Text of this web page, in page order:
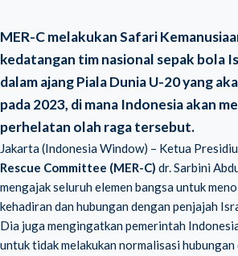
MER-C melakukan Safari
kedatangan tim nasional sepak bola
dalam ajang Piala Dunia U-20 yang
pada 2023, di mana Indonesia akan
perhelatan olah raga tersebut.
Jakarta (Indonesia Window) – Ketua
Rescue Committee (MER-C) dr. Sarbini
mengajak seluruh elemen bangsa untuk
kehadiran dan hubungan dengan penjajah
Dia juga mengingatkan pemerintah
untuk tidak melakukan normalisasi